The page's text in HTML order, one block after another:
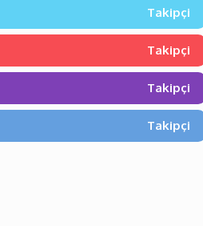
Takipçi
Takipçi
Takipçi
Takipçi